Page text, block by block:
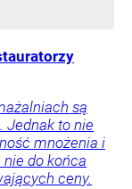
są
Jednak to nie
mnożenia i
do końca
ceny.